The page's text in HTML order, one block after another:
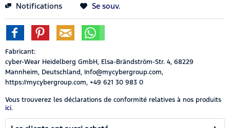
Notifications Se souv.
Fabricant:
cyber-Wear Heidelberg GmbH, Elsa-Brändström-Str. 4, 68229
Mannheim, Deutschland, Info@mycybergroup.com,
https://mycybergroup.com, +49 621 30 983 0
Vous trouverez les déclarations de conformité relatives à nos produits
ici.